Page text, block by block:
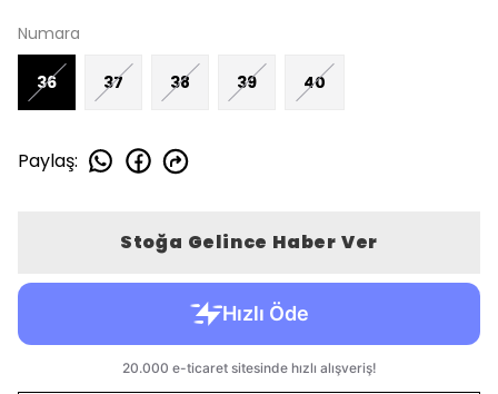
Numara
36 37 38 39 40
Paylaş:
Stoğa Gelince Haber Ver